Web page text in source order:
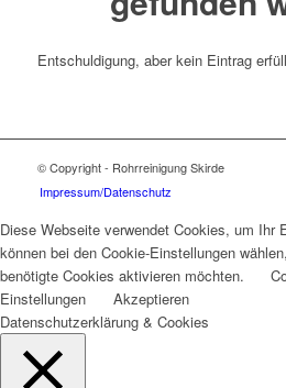
Entschuldigung, aber kein Eintrag
© Copyright - Rohrreinigung Skirde
Impressum/Datenschutz
Diese Webseite verwendet Cookies, um Ihr
können bei den Cookie-Einstellungen
benötigte Cookies aktivieren möchten.
Einstellungen
Akzeptieren
Datenschutzerklärung & Cookies